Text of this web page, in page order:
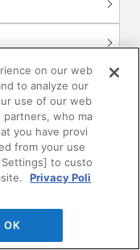
on our web
to analyze our
use of our web
who ma
you have provi
from your use
to custo
Privacy Poli
OK